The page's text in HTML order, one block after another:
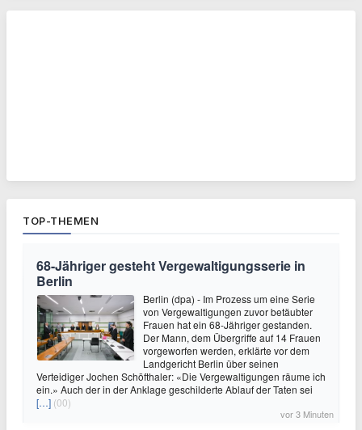
TOP-THEMEN
68-Jähriger gesteht Vergewaltigungsserie in
Berlin
Berlin (dpa) - Im Prozess um eine Serie
von Vergewaltigungen zuvor betäubter
Frauen hat ein 68-Jähriger gestanden.
Der Mann, dem Übergriffe auf 14 Frauen
vorgeworfen werden, erklärte vor dem
Landgericht Berlin über seinen
Verteidiger Jochen Schöfthaler: «Die Vergewaltigungen räume ich
ein.» Auch der in der Anklage geschilderte Ablauf der Taten sei
[…] (00)
vor 3 Minuten